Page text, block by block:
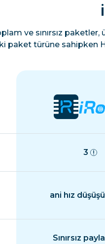
ve sınırsız
paket türüne sahipken
3
ani hız
Sınırsız